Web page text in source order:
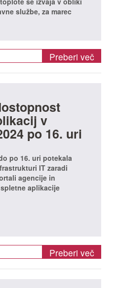
službe, za marec
Preberi več
v
po 16. uri
po 16. uri potekala
IT zaradi
agencije in
aplikacije
Preberi več